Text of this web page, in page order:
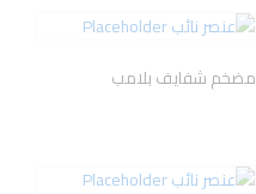
مضخم شفايف بلامب